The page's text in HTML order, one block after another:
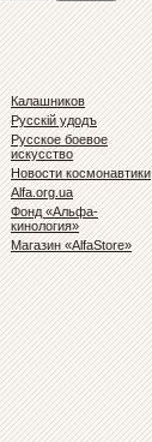
Калашников
Русскiй удодъ
Русское боевое
искусство
Новости космонавтики
Alfa.org.ua
Фонд «Альфа-
кинология»
Магазин «AlfaStore»